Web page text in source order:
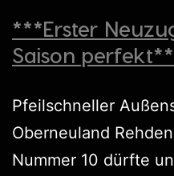
***Erster
Saison
Pfeilschneller
Oberneuland
Nummer 10 dürfte